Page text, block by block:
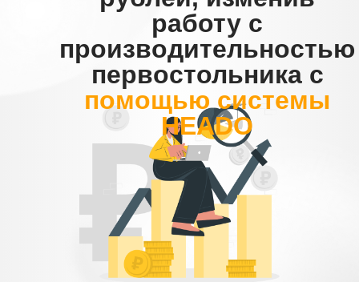
работу с
производительностью
первостольника с
помощью системы
HEADO